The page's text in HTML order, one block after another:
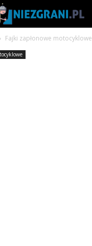
Fajki zapłonowe motocyklowe